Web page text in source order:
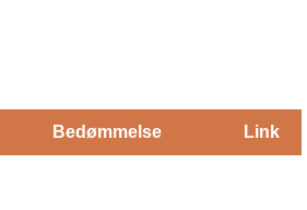
Bedømmelse Link